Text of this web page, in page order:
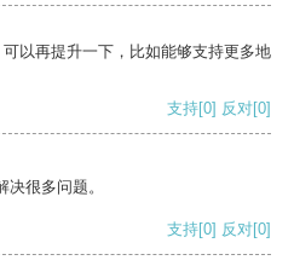
以再提升一下，比如能够支持更多地
支持[0] 反对[0]
很多问题。
支持[0] 反对[0]